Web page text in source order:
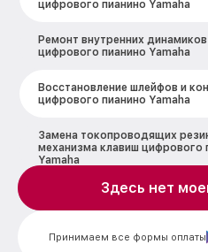
цифрового пианино Yamaha
Ремонт внутренних динамиков
цифрового пианино Yamaha
Восстановление шлейфов и
цифрового пианино Yamaha
Замена токопроводящих
механизма клавиш цифрового
Yamaha
Чистка токопроводящих
механизма клавиш цифрового
Принимаем все формы оплаты
Здесь нет